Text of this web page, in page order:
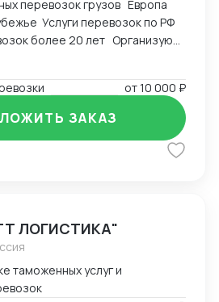
случай.
перевозок грузов Европа
Услуги перевозок по РФ
более 20 лет Организую
транспортом в любых
от10 000 ₽
ЗАКАЗ
ЛОГИСТИКА"
таможенных услуг и